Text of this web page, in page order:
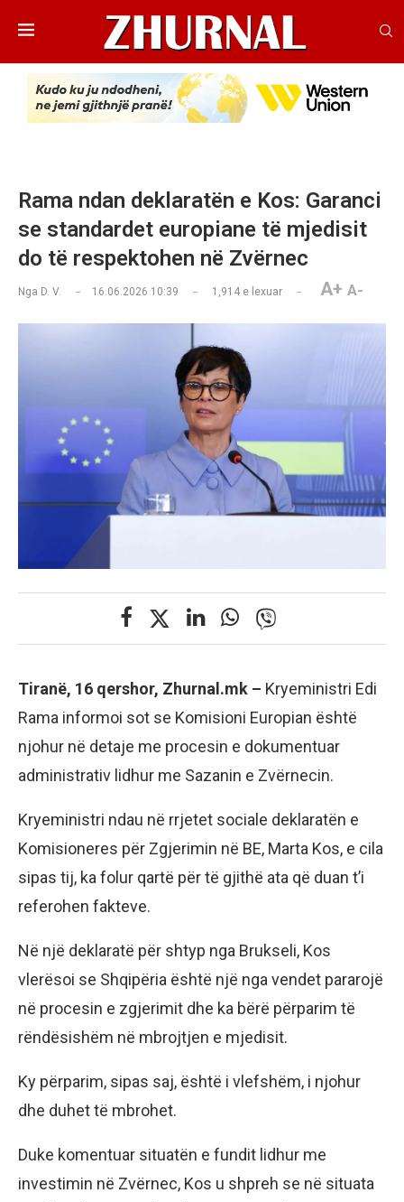
Rama ndan deklaratën e Kos: Garanci
se standardet europiane të mjedisit
do të respektohen në Zvërnec
Nga D. V. 16.06.2026 10:39 1,914 e lexuar A+ A-
Tiranë, 16 qershor, Zhurnal.mk – Kryeministri Edi
Rama informoi sot se Komisioni Europian është
njohur në detaje me procesin e dokumentuar
administrativ lidhur me Sazanin e Zvërnecin.
Kryeministri ndau në rrjetet sociale deklaratën e
Komisioneres për Zgjerimin në BE, Marta Kos, e cila
sipas tij, ka folur qartë për të gjithë ata që duan t’i
referohen fakteve.
Në një deklaratë për shtyp nga Brukseli, Kos
vlerësoi se Shqipëria është një nga vendet pararojë
në procesin e zgjerimit dhe ka bërë përparim të
rëndësishëm në mbrojtjen e mjedisit.
Ky përparim, sipas saj, është i vlefshëm, i njohur
dhe duhet të mbrohet.
Duke komentuar situatën e fundit lidhur me
investimin në Zvërnec, Kos u shpreh se në situata